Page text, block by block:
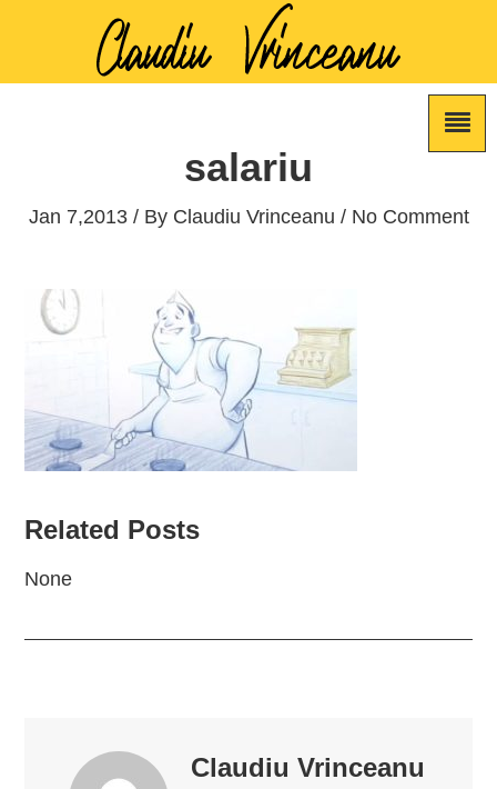
salariu
Jan 7,2013 / By Claudiu Vrinceanu / No Comment
Related Posts
None
Claudiu Vrinceanu